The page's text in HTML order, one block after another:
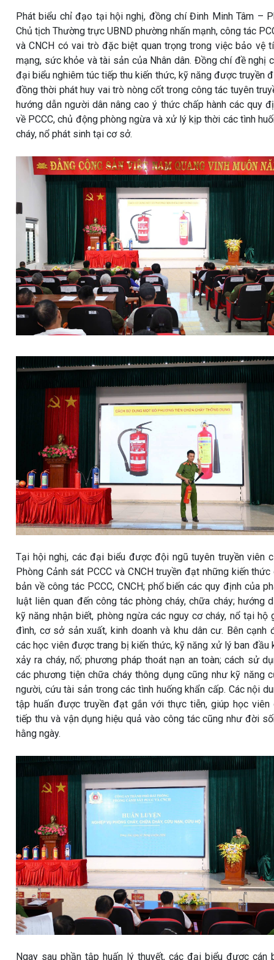
Phát biểu chỉ đạo tại hội nghị, đồng chí Đinh Minh Tâm –
Chủ tịch Thường trực UBND phường nhấn mạnh, công tác
và CNCH có vai trò đặc biệt quan trọng trong việc bảo vệ
mạng, sức khỏe và tài sản của Nhân dân. Đồng chí đề nghị
đại biểu nghiêm túc tiếp thu kiến thức, kỹ năng được truyền
đồng thời phát huy vai trò nòng cốt trong công tác tuyên
hướng dẫn người dân nâng cao ý thức chấp hành các quy
về PCCC, chủ động phòng ngừa và xử lý kịp thời các tình
cháy, nổ phát sinh tại cơ sở.
Tại hội nghị, các đại biểu được đội ngũ tuyên truyền viên
Phòng Cảnh sát PCCC và CNCH truyền đạt những kiến thức
bản về công tác PCCC, CNCH; phổ biến các quy định của
luật liên quan đến công tác phòng cháy, chữa cháy; hướng
kỹ năng nhận biết, phòng ngừa các nguy cơ cháy, nổ tại hộ
đình, cơ sở sản xuất, kinh doanh và khu dân cư. Bên cạnh
các học viên được trang bị kiến thức, kỹ năng xử lý ban đầu
xảy ra cháy, nổ; phương pháp thoát nạn an toàn; cách sử
các phương tiện chữa cháy thông dụng cũng như kỹ năng
người, cứu tài sản trong các tình huống khẩn cấp. Các nội
tập huấn được truyền đạt gắn với thực tiễn, giúp học viên
tiếp thu và vận dụng hiệu quả vào công tác cũng như đời
hằng ngày.
Ngay sau phần tập huấn lý thuyết, các đại biểu được cán